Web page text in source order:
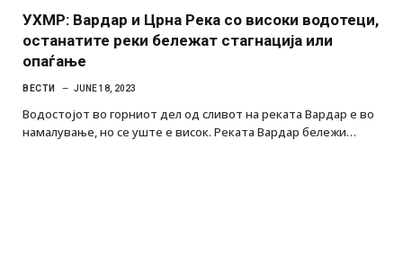
УХМР: Вардар и Црна Река со високи водотеци,
останатите реки бележат стагнација или
опаѓање
ВЕСТИ JUNE 18, 2023
Водостојот во горниот дел од сливот на реката Вардар е во
намалување, но се уште е висок. Реката Вардар бележи…